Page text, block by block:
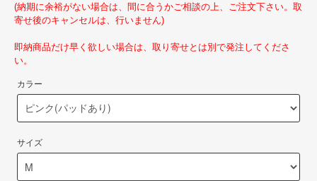
(納期に余裕がない場合は、間に合うかご相談の上、ご注文下さい。取
寄せ後のキャンセルは、行いません)
即納商品だけ早く欲しい場合は、取り寄せとは別で発注してくださ
い。
カラー
サイズ